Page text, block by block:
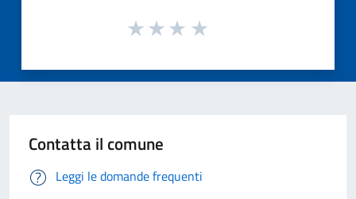
Contatta il comune
Leggi le domande frequenti